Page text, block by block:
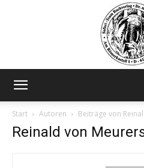
Start
Autoren Beiträge von
Reinald von